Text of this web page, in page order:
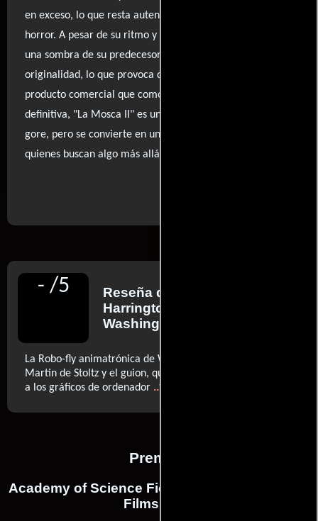
en exceso, lo que resta autenticidad a los momentos de
horror. A pesar de su ritmo y tensión, la película parece
una sombra de su predecesora, careciendo de ingenio y
originalidad, lo que provoca que se sienta más como un
producto comercial que como una obra de arte. En
definitiva, "La Mosca II" es un festín para los amantes del
gore, pero se convierte en una experiencia olvidable para
quienes buscan algo más allá de la pura repulsión.
- /5 Reseña de
Harrington
Washington Post
La Robo-fly animatrónica de Walas es tan torpe como el
Martin de Stoltz y el guion, que recurre demasiadas veces
a los gráficos de ordenador ..ver más
Premios
Academy of Science Fiction, Fantasy & Horror
Films, USA